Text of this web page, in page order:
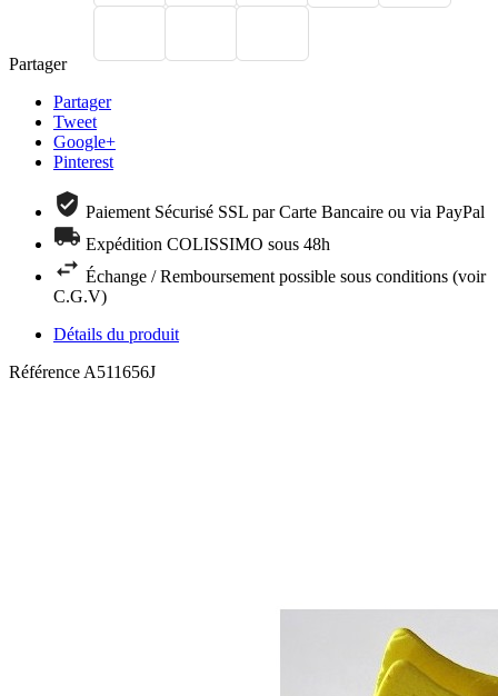
Partager
Partager
Tweet
Google+
Pinterest
Paiement Sécurisé SSL par Carte Bancaire ou via PayPal
Expédition COLISSIMO sous 48h
Échange / Remboursement possible sous conditions (voir
C.G.V)
Détails du produit
RéférenceA511656J